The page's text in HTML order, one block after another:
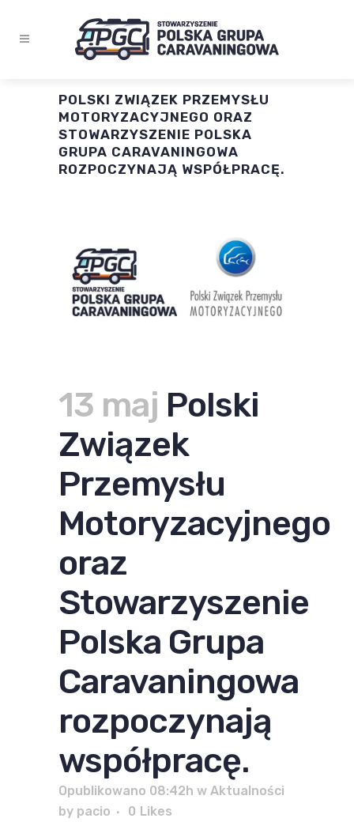
POLSKI ZWIĄZEK PRZEMYSŁU
MOTORYZACYJNEGO ORAZ
STOWARZYSZENIE POLSKA
GRUPA CARAVANINGOWA
ROZPOCZYNAJĄ WSPÓŁPRACĘ.
13 maj Polski
Związek
Przemysłu
Motoryzacyjnego
oraz
Stowarzyszenie
Polska Grupa
Caravaningowa
rozpoczynają
współpracę.
Opublikowano 08:42h w Aktualności
by pacio 0 Likes